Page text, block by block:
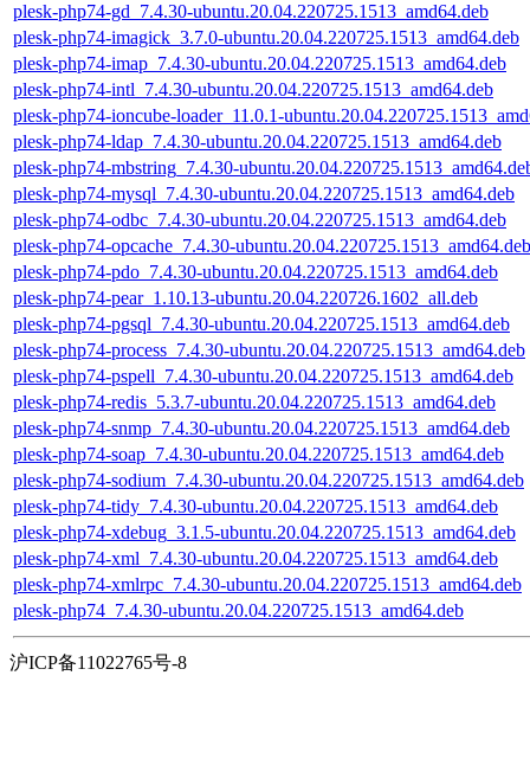
plesk-php74-gd_7.4.30-ubuntu.20.04.220725.1513_amd64.deb
plesk-php74-imagick_3.7.0-ubuntu.20.04.220725.1513_amd64.deb
plesk-php74-imap_7.4.30-ubuntu.20.04.220725.1513_amd64.deb
plesk-php74-intl_7.4.30-ubuntu.20.04.220725.1513_amd64.deb
plesk-php74-ioncube-loader_11.0.1-
plesk-php74-ldap_7.4.30-ubuntu.20.04.220725.1513_amd64.deb
plesk-php74-mbstring_7.4.30-
plesk-php74-mysql_7.4.30-ubuntu.20.04.220725.1513_amd64.deb
plesk-php74-odbc_7.4.30-ubuntu.20.04.220725.1513_amd64.deb
plesk-php74-opcache_7.4.30-ubuntu.20.04.220725.1513_amd64.deb
plesk-php74-pdo_7.4.30-ubuntu.20.04.220725.1513_amd64.deb
plesk-php74-pear_1.10.13-ubuntu.20.04.220726.1602_all.deb
plesk-php74-pgsql_7.4.30-ubuntu.20.04.220725.1513_amd64.deb
plesk-php74-process_7.4.30-ubuntu.20.04.220725.1513_amd64.deb
plesk-php74-pspell_7.4.30-ubuntu.20.04.220725.1513_amd64.deb
plesk-php74-redis_5.3.7-ubuntu.20.04.220725.1513_amd64.deb
plesk-php74-snmp_7.4.30-ubuntu.20.04.220725.1513_amd64.deb
plesk-php74-soap_7.4.30-ubuntu.20.04.220725.1513_amd64.deb
plesk-php74-sodium_7.4.30-ubuntu.20.04.220725.1513_amd64.deb
plesk-php74-tidy_7.4.30-ubuntu.20.04.220725.1513_amd64.deb
plesk-php74-xdebug_3.1.5-ubuntu.20.04.220725.1513_amd64.deb
plesk-php74-xml_7.4.30-ubuntu.20.04.220725.1513_amd64.deb
plesk-php74-xmlrpc_7.4.30-ubuntu.20.04.220725.1513_amd64.deb
plesk-php74_7.4.30-ubuntu.20.04.220725.1513_amd64.deb
沪ICP备11022765号-8